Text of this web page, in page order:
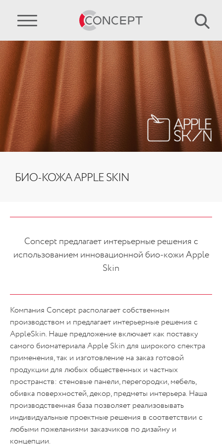
БИО-КОЖА APPLE SKIN
Concept предлагает интерьерные решения с
использованием инновационной био-кожи Apple
Skin
Компания Concept располагает собственным
производством и предлагает интерьерные решения с
AppleSkin. Наше предложение включает как поставку
самого биоматериала Apple Skin для широкого спектра
применения, так и изготовление на заказ готовой
продукции для любых общественных и частных
пространств: стеновые панели, перегородки, мебель,
обивка поверхностей, декор, предметы интерьера. Наша
производственная база позволяет реализовывать
индивидуальные проектные решения в соответствии с
любыми пожеланиями заказчиков по дизайну и
концепции.